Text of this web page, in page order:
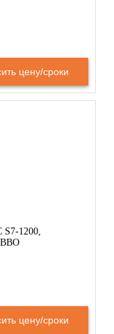
цену/сроки
1200,
цену/сроки